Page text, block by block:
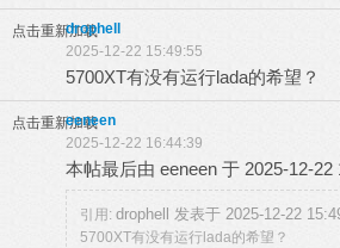
点击重新加载
drophell
2025-12-22 15:49:55
5700XT有没有运行lada的希望？
点击重新加载
eeneen
2025-12-22 16:44:39
本帖最后由 eeneen 于 2025-12-22
引用: drophell 发表于 2025-12-22
5700XT有没有运行lada的希望？